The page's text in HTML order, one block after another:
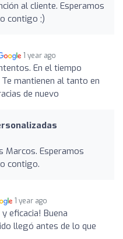
al cliente. Esperamos
contigo ;)
1 year ago
En el tiempo
mantienen al tanto en
de nuevo
Marcos. Esperamos
contigo.
1 year ago
y eficacia! Buena
llegó antes de lo que